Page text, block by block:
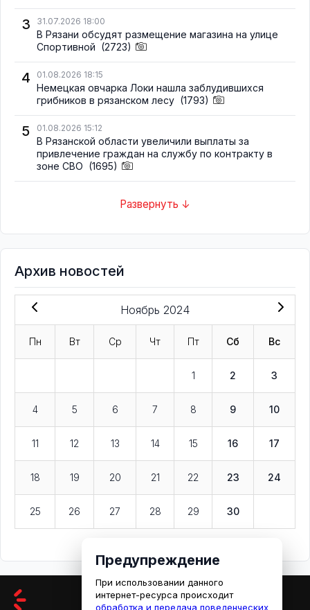
3 31.07.2026 18:00
В Рязани обсудят размещение магазина на улице
Спортивной (2723)
4 01.08.2026 18:15
Немецкая овчарка Локи нашла заблудившихся
грибников в рязанском лесу (1793)
5 01.08.2026 15:12
В Рязанской области увеличили выплаты за
привлечение граждан на службу по контракту в
зоне СВО (1695)
Развернуть ↓
Архив новостей
Ноябрь 2024
Пн Вт Ср Чт Пт Сб Вс
1 2 3
4 5 6 7 8 9 10
11 12 13 14 15 16 17
18 19 20 21 22 23 24
25 26 27 28 29 30
Предупреждение
При использовании данного
интернет-ресурса происходит
обработка и передача поведенческих